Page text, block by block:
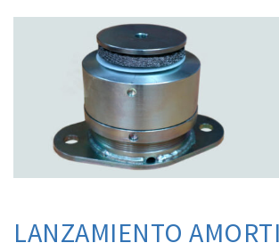
LANZAMIENTO